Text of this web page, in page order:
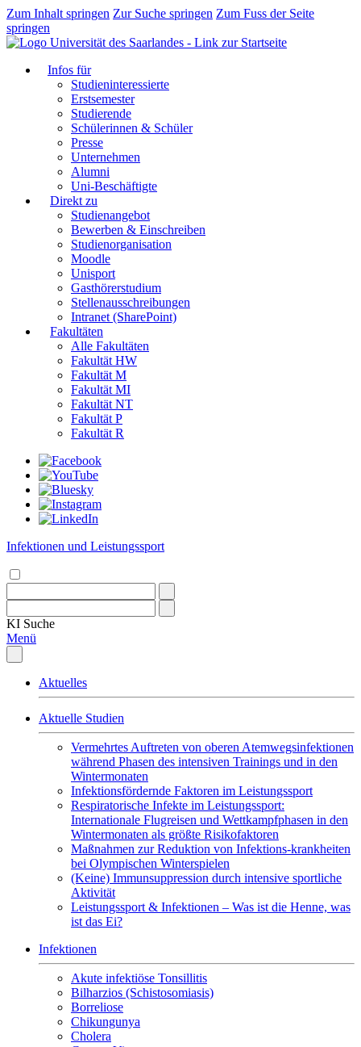
Zum Inhalt springen Zur Suche springen Zum Fuss der Seite
springen
Infos für
Studieninteressierte
Erstsemester
Studierende
Schülerinnen & Schüler
Presse
Unternehmen
Alumni
Uni-Beschäftigte
Direkt zu
Studienangebot
Bewerben & Einschreiben
Studienorganisation
Moodle
Unisport
Gasthörerstudium
Stellenausschreibungen
Intranet (SharePoint)
Fakultäten
Alle Fakultäten
Fakultät HW
Fakultät M
Fakultät MI
Fakultät NT
Fakultät P
Fakultät R
Infektionen und Leistungssport
KI Suche
Menü
Aktuelles
Aktuelle Studien
Vermehrtes Auftreten von oberen Atemwegsinfektionen
während Phasen des intensiven Trainings und in den
Wintermonaten
Infektionsfördernde Faktoren im Leistungssport
Respiratorische Infekte im Leistungssport:
Internationale Flugreisen und Wettkampfphasen in den
Wintermonaten als größte Risikofaktoren
Maßnahmen zur Reduktion von Infektions-krankheiten
bei Olympischen Winterspielen
(Keine) Immunsuppression durch intensive sportliche
Aktivität
Leistungssport & Infektionen – Was ist die Henne, was
ist das Ei?
Infektionen
Akute infektiöse Tonsillitis
Bilharzios (Schistosomiasis)
Borreliose
Chikungunya
Cholera